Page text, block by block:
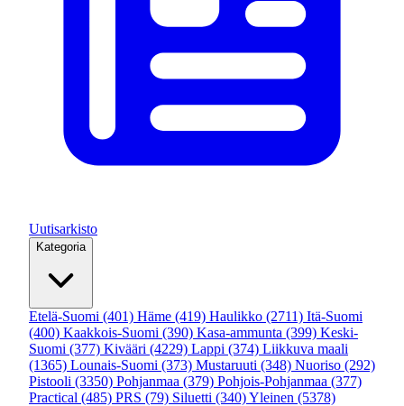
Uutisarkisto
Kategoria
Etelä-Suomi (401) Häme (419) Haulikko (2711) Itä-Suomi
(400) Kaakkois-Suomi (390) Kasa-ammunta (399) Keski-
Suomi (377) Kivääri (4229) Lappi (374) Liikkuva maali
(1365) Lounais-Suomi (373) Mustaruuti (348) Nuoriso (292)
Pistooli (3350) Pohjanmaa (379) Pohjois-Pohjanmaa (377)
Practical (485) PRS (79) Siluetti (340)Yleinen (5378)